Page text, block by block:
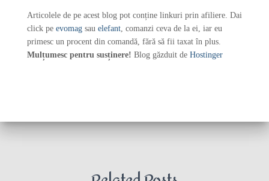
Articolele de pe acest blog pot conține linkuri prin afiliere. Dai
click pe evomag sau elefant, comanzi ceva de la ei, iar eu
primesc un procent din comandă, fără să fii taxat în plus.
Mulțumesc pentru susținere! Blog găzduit de Hostinger